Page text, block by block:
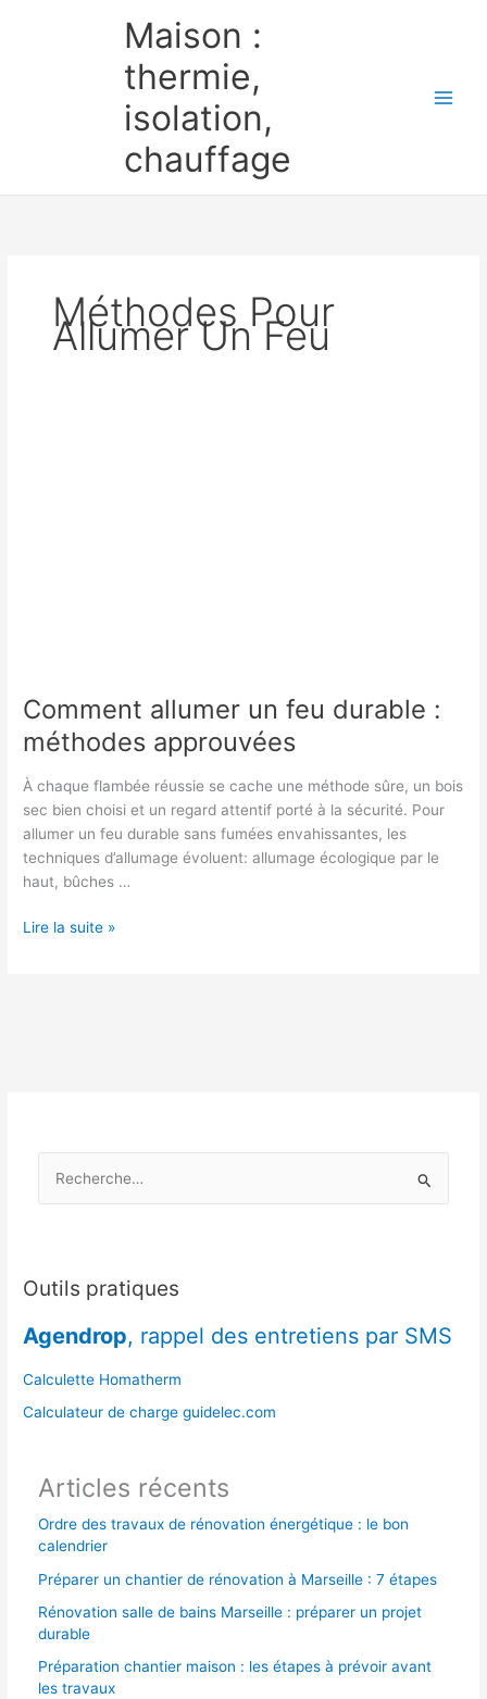
Maison :
thermie,
isolation,
chauffage
Méthodes Pour
Allumer Un Feu
Comment allumer un feu durable :
méthodes approuvées
À chaque flambée réussie se cache une méthode sûre, un bois
sec bien choisi et un regard attentif porté à la sécurité. Pour
allumer un feu durable sans fumées envahissantes, les
techniques d’allumage évoluent: allumage écologique par le
haut, bûches …
Comment
Lire la suite »
e
c
h
:
Outils pratiques
Agendrop, rappel des entretiens par SMS
Calculette Homatherm
Calculateur de charge guidelec.com
Articles récents
Ordre des travaux de rénovation énergétique : le bon
calendrier
Préparer un chantier de rénovation à Marseille : 7 étapes
Rénovation salle de bains Marseille : préparer un projet
durable
Préparation chantier maison : les étapes à prévoir avant
les travaux